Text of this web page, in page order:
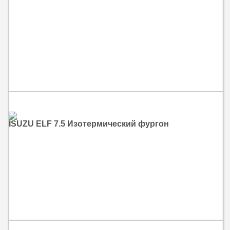
ISUZU ELF 7.5 Изотермический фургон